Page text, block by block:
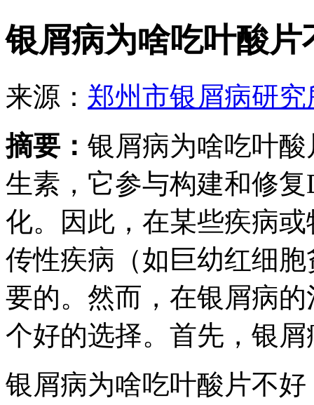
银屑病为啥吃叶酸片
来源： 郑州市银屑病研究
摘要： 银屑病为啥吃叶
生素，它参与构建和修
化。因此，在某些疾病
传性疾病（如巨幼红细
要的。然而，在银屑病
个好的选择。首先，银
银屑病为啥吃叶酸片不好